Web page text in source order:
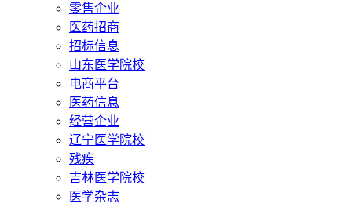
零售企业
医药招商
招标信息
山东医学院校
电商平台
医药信息
经营企业
辽宁医学院校
残疾
吉林医学院校
医学杂志